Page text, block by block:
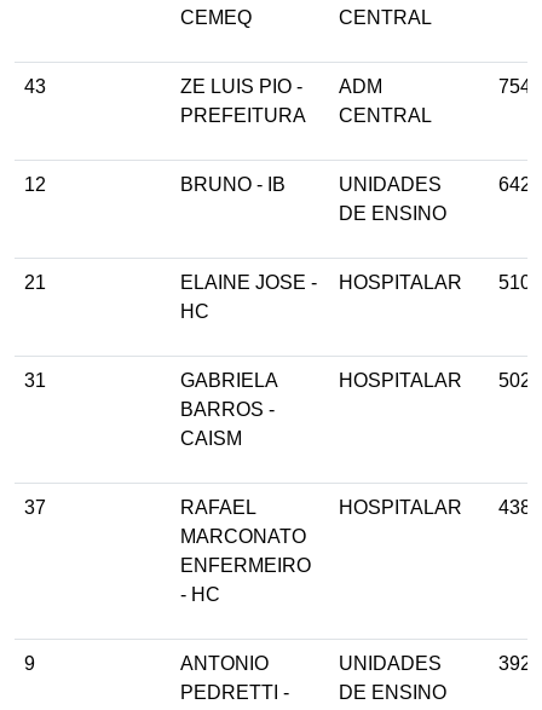
CEMEQ
CENTRAL
43
ZE LUIS PIO -
PREFEITURA
ADM
CENTRAL
754
12 BRUNO - IB
UNIDADES
DE ENSINO
642
21
ELAINE JOSE -
HC
HOSPITALAR 510
31
GABRIELA
BARROS -
CAISM
HOSPITALAR 502
37
RAFAEL
MARCONATO
ENFERMEIRO
- HC
HOSPITALAR 438
9
ANTONIO
PEDRETTI -
UNIDADES
DE ENSINO
392